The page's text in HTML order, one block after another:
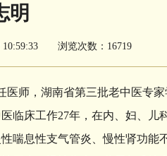
明
浏览次数：16719
医师，湖南省第三批老中医专
临床工作27年，在内、妇、儿
喘息性支气管炎、慢性肾功能